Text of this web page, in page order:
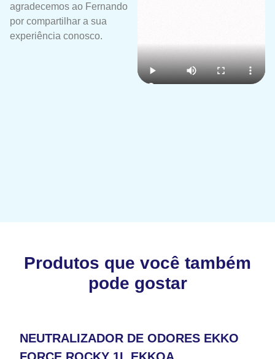
agradecemos ao Fernando
por compartilhar a sua
experiência conosco.
Produtos que você também
pode gostar
NEUTRALIZADOR DE ODORES EKKO